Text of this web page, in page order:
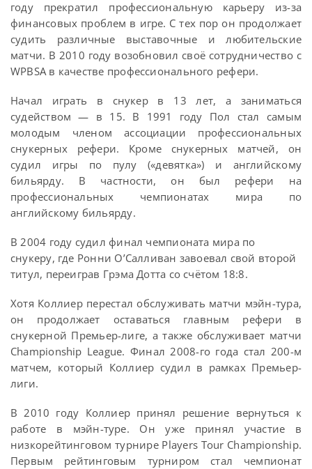
году прекратил профессиональную карьеру из-за
финансовых проблем в игре. С тех пор он продолжает
судить различные выставочные и любительские
матчи. В 2010 году возобновил своё сотрудничество с
WPBSA в качестве профессионального рефери.
Начал играть в снукер в 13 лет, а заниматься
судейством — в 15. В 1991 году Пол стал самым
молодым членом ассоциации профессиональных
снукерных рефери. Кроме снукерных матчей, он
судил игры по пулу («девятка») и английскому
бильярду. В частности, он был рефери на
профессиональных чемпионатах мира по
английскому бильярду.
В 2004 году судил финал чемпионата мира по
снукеру, где Ронни О’Салливан завоевал свой второй
титул, переиграв Грэма Дотта со счётом 18:8.
Хотя Коллиер перестал обслуживать матчи мэйн-тура,
он продолжает оставаться главным рефери в
снукерной Премьер-лиге, а также обслуживает матчи
Championship League. Финал 2008-го года стал 200-м
матчем, который Коллиер судил в рамках Премьер-
лиги.
В 2010 году Коллиер принял решение вернуться к
работе в мэйн-туре. Он уже принял участие в
низкорейтинговом турнире Players Tour Championship.
Первым рейтинговым турниром стал чемпионат